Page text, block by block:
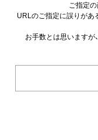
ベストセラー
コレクション
ご指定
URLのご指定に誤りがあ
お手数とは思いますが